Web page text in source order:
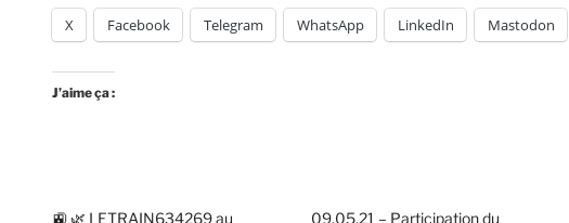
X Facebook Telegram WhatsApp LinkedIn Mastodon
J’aime ça :
🚉 🌿 LETRAIN634269 au
09.05.21 – Participation du